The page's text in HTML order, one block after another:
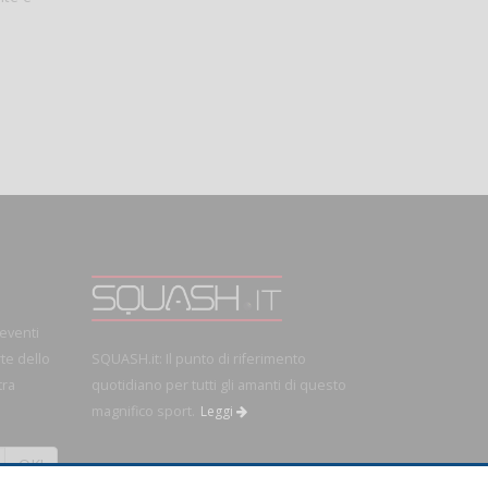
dello
OK!
SQUASH.it: Il punto di riferimento
quotidiano per tutti gli amanti di questo
magnifico sport.
Leggi